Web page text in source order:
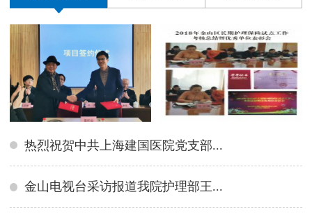
热烈祝贺中共上海建国医院党支部...
金山电视台采访报道我院护理部王...